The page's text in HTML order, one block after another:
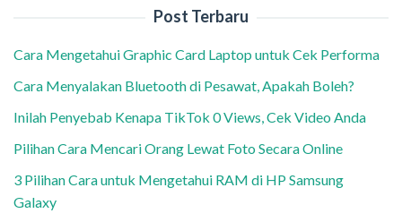
Post Terbaru
Cara Mengetahui Graphic Card Laptop untuk Cek Performa
Cara Menyalakan Bluetooth di Pesawat, Apakah Boleh?
Inilah Penyebab Kenapa TikTok 0 Views, Cek Video Anda
Pilihan Cara Mencari Orang Lewat Foto Secara Online
3 Pilihan Cara untuk Mengetahui RAM di HP Samsung
Galaxy